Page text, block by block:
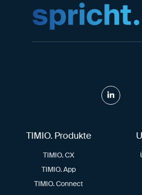
TIMIO. Produkte
TIMIO. CX
TIMIO. App
TIMIO. Connect